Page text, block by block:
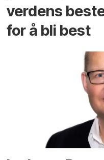
verdens
for å bli best